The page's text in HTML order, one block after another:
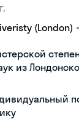
(London) •
из